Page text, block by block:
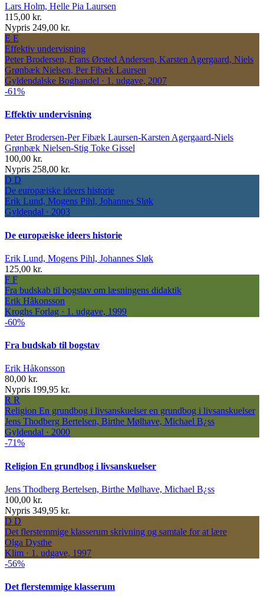
Lars Holm, Helle Pia Laursen
115,00 kr.
Nypris 249,00 kr.
E E
Effektiv undervisning
Peter Brodersen, Frans Ørsted Andersen, Karsten Agergaard, Niels
Grønbæk Nielsen, Per Fibæk Laursen
Gyldendalske Boghandel · 1. udgave, 2007
-61%
Effektiv undervisning
Peter Brodersen-Per Fibæk Laursen-Karsten Agergaard-Niels
Grønbæk Nielsen-Stig Toke Gissel
100,00 kr.
Nypris 258,00 kr.
D D
De europæiske ideers historie
Erik Lund, Mogens Pihl, Johannes Sløk
Gyldendal · 2003
De europæiske ideers historie
Erik Lund, Mogens Pihl, Johannes Sløk
125,00 kr.
F F
Fra budskab til bogstav om læsningens didaktik
Erik Håkonsson
Kroghs Forlag · 1. udgave, 1999
-60%
Fra budskab til bogstav
Erik Håkonsson
80,00 kr.
Nypris 199,95 kr.
R R
Religion En grundbog i livsanskuelser en grundbog i livsanskuelser
Jens Thodberg Bertelsen, Birthe Mølhave, Michael B¿ss
Gyldendal · 2000
-71%
Religion En grundbog i livsanskuelser
Jens Thodberg Bertelsen, Birthe Mølhave, Michael B¿ss
100,00 kr.
Nypris 349,95 kr.
D D
Det flerstemmige klasserum skrivning og samtale for at lære
Olga Dysthe
Klim · 1. udgave, 1997
-56%
Det flerstemmige klasserum